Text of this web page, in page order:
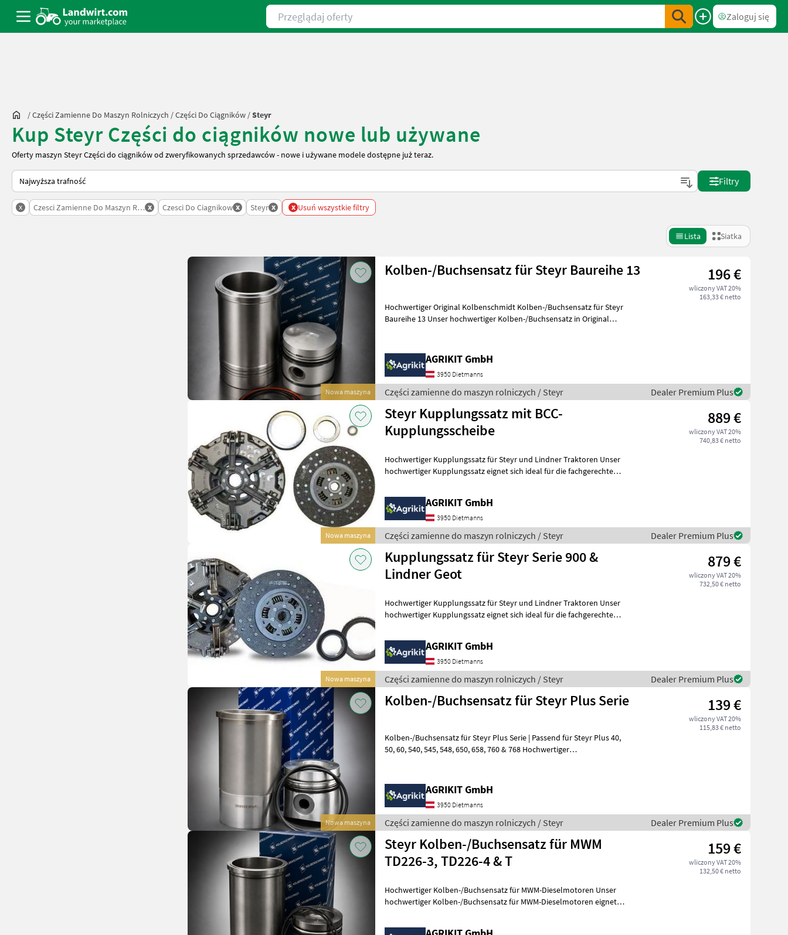
Przeglądaj oferty
Zaloguj się
/Części Zamienne Do Maszyn Rolniczych /Części Do Ciągników /Steyr
Kup Steyr Części do ciągników nowe lub używane
Oferty maszyn Steyr Części do ciągników od zweryfikowanych sprzedawców - nowe i używane modele dostępne już teraz.
Tak sortuje się na Landwirt.com
Filtry
x Czesci Zamienne Do Maszyn Rolniczych
x Czesci Do Ciagnikow x Steyr x x Usuń wszystkie filtry
Lista Siatka
Nowa maszyna
Kolben-/Buchsensatz für Steyr Baureihe 13 196 €
wliczony VAT 20%
163,33 € netto
Hochwertiger Original Kolbenschmidt Kolben-/Buchsensatz für Steyr
Baureihe 13 Unser hochwertiger Kolben-/Buchsensatz in Original
AGRIKIT GmbH
3950 Dietmanns
Części zamienne do maszyn rolniczych / Steyr Dealer Premium Plus
Nowa maszyna
Steyr Kupplungssatz mit BCC-
Kupplungsscheibe
889 €
wliczony VAT 20%
740,83 € netto
Hochwertiger Kupplungssatz für Steyr und Lindner Traktoren Unser
hochwertiger Kupplungssatz eignet sich ideal für die fachgerechte
AGRIKIT GmbH
3950 Dietmanns
Części zamienne do maszyn rolniczych / Steyr Dealer Premium Plus
Nowa maszyna
Kupplungssatz für Steyr Serie 900 &
Lindner Geot
879 €
wliczony VAT 20%
732,50 € netto
Hochwertiger Kupplungssatz für Steyr und Lindner Traktoren Unser
hochwertiger Kupplungssatz eignet sich ideal für die fachgerechte
AGRIKIT GmbH
3950 Dietmanns
Części zamienne do maszyn rolniczych / Steyr Dealer Premium Plus
Nowa maszyna
Kolben-/Buchsensatz für Steyr Plus Serie 139 €
wliczony VAT 20%
115,83 € netto
Kolben-/Buchsensatz für Steyr Plus Serie | Passend für Steyr Plus 40,
50, 60, 540, 545, 548, 650, 658, 760 & 768 Hochwertiger
AGRIKIT GmbH
3950 Dietmanns
Części zamienne do maszyn rolniczych / Steyr Dealer Premium Plus
Steyr Kolben-/Buchsensatz für MWM
TD226-3, TD226-4 & T
159 €
wliczony VAT 20%
132,50 € netto
Hochwertiger Kolben-/Buchsensatz für MWM-Dieselmotoren Unser
hochwertiger Kolben-/Buchsensatz für MWM-Dieselmotoren eignet